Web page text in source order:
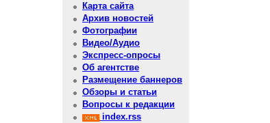
Карта сайта
Архив новостей
Фотографии
Видео/Аудио
Экспресс-опросы
Об агентстве
Размещение баннеров
Обзоры и статьи
Вопросы к редакции
index.rss